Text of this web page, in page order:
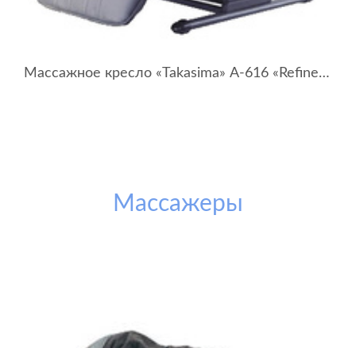
Массажное кресло «Takasima» А-616 «Refined and Chik»
Массажеры